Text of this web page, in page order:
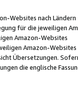
Websites nach Ländern
für die jeweiligen
Amazon-Websites
Amazon-Websites
Übersetzungen.
die englische